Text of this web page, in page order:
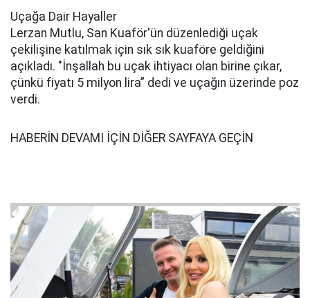
Uçağa Dair Hayaller
Lerzan Mutlu, San Kuaför'ün düzenlediği uçak
çekilişine katılmak için sık sık kuaföre geldiğini
açıkladı. "İnşallah bu uçak ihtiyacı olan birine çıkar,
çünkü fiyatı 5 milyon lira” dedi ve uçağın üzerinde poz
verdi.
HABERİN DEVAMI İÇİN DİĞER SAYFAYA GEÇİN